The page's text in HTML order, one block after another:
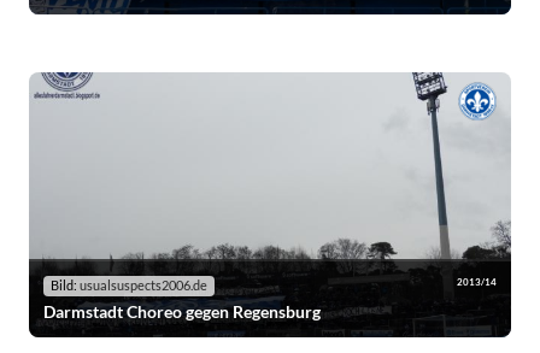
Bild: usualsuspects2006.de 2013/14
Darmstadt Choreo gegen Regensburg